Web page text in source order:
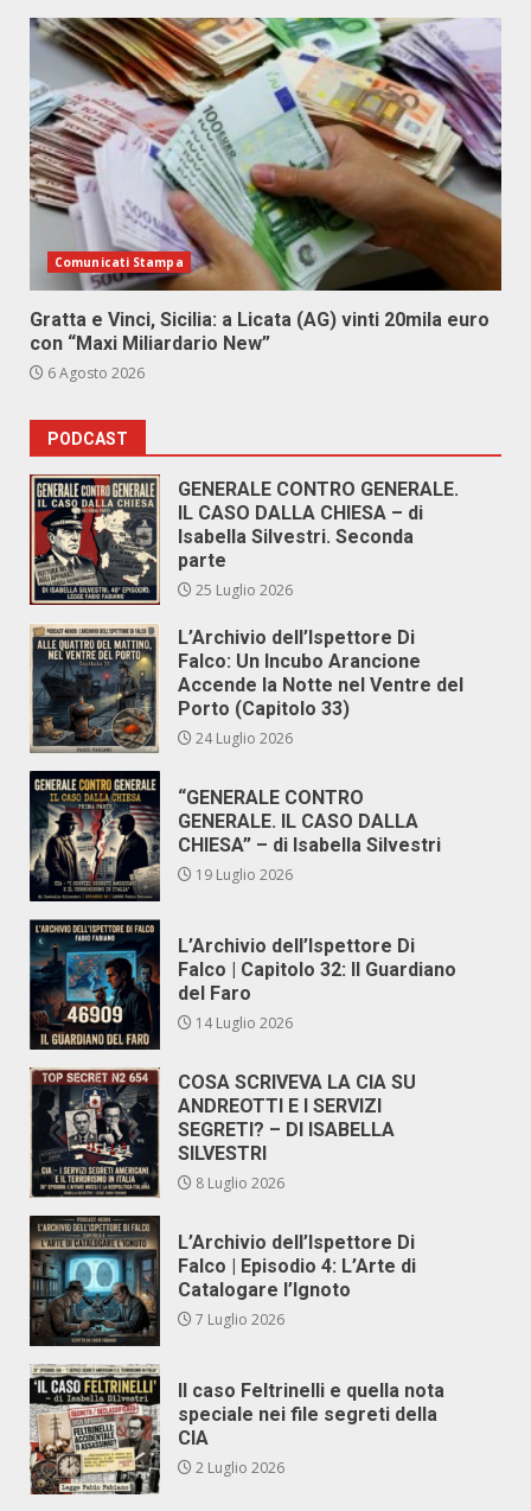
Comunicati Stampa
Gratta e Vinci, Sicilia: a Licata (AG) vinti 20mila euro
con “Maxi Miliardario New”
6 Agosto 2026
PODCAST
GENERALE CONTRO GENERALE.
IL CASO DALLA CHIESA – di
Isabella Silvestri. Seconda
parte
25 Luglio 2026
L’Archivio dell’Ispettore Di
Falco: Un Incubo Arancione
Accende la Notte nel Ventre del
Porto (Capitolo 33)
24 Luglio 2026
“GENERALE CONTRO
GENERALE. IL CASO DALLA
CHIESA” – di Isabella Silvestri
19 Luglio 2026
L’Archivio dell’Ispettore Di
Falco | Capitolo 32: Il Guardiano
del Faro
14 Luglio 2026
COSA SCRIVEVA LA CIA SU
ANDREOTTI E I SERVIZI
SEGRETI? – DI ISABELLA
SILVESTRI
8 Luglio 2026
L’Archivio dell’Ispettore Di
Falco | Episodio 4: L’Arte di
Catalogare l’Ignoto
7 Luglio 2026
Il caso Feltrinelli e quella nota
speciale nei file segreti della
CIA
2 Luglio 2026